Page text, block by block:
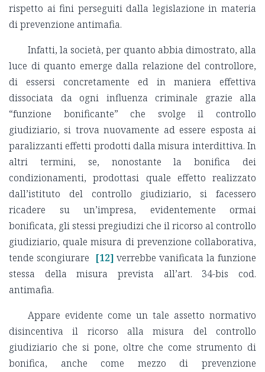
rispetto ai fini perseguiti dalla legislazione in materia
di prevenzione antimafia.
Infatti, la società, per quanto abbia dimostrato, alla
luce di quanto emerge dalla relazione del controllore,
di essersi concretamente ed in maniera effettiva
dissociata da ogni influenza criminale grazie alla
“funzione bonificante” che svolge il controllo
giudiziario, si trova nuovamente ad essere esposta ai
paralizzanti effetti prodotti dalla misura interdittiva. In
altri termini, se, nonostante la bonifica dei
condizionamenti, prodottasi quale effetto realizzato
dall’istituto del controllo giudiziario, si facessero
ricadere su un’impresa, evidentemente ormai
bonificata, gli stessi pregiudizi che il ricorso al controllo
giudiziario, quale misura di prevenzione collaborativa,
tende scongiurare [12] verrebbe vanificata la funzione
stessa della misura prevista all’art. 34-bis cod.
antimafia.
Appare evidente come un tale assetto normativo
disincentiva il ricorso alla misura del controllo
giudiziario che si pone, oltre che come strumento di
bonifica, anche come mezzo di prevenzione